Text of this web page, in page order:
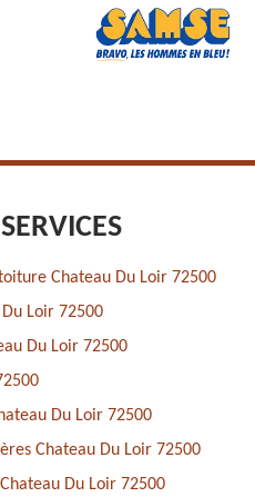
Chateau Du Loir 72500
Loir 72500
Du Loir 72500
Du Loir 72500
Chateau Du Loir 72500
Du Loir 72500